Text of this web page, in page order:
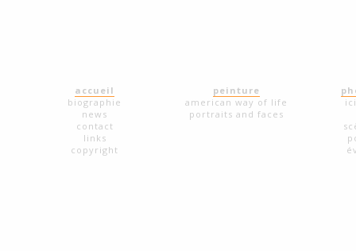
accueil
biographie
news
contact
links
copyright
peinture
american way of life
portraits and faces